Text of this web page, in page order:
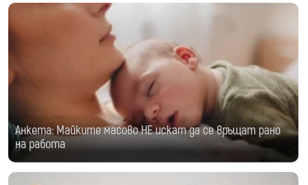
Анкета: Mайките масово НЕ искат да се връщат рано
на работа